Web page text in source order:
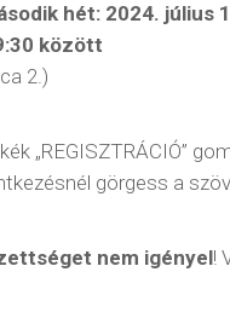
hét: 2024. július
között
2.)
„REGISZTRÁCIÓ”
görgess a
nem igényel!